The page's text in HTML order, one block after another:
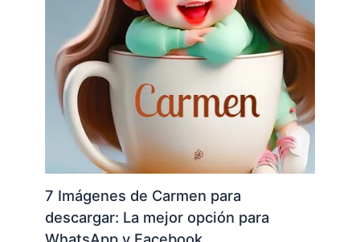
7 Imágenes de Carmen para
descargar: La mejor opción para